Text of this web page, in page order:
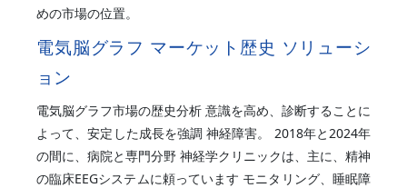
めの市場の位置。
電気脳グラフ マーケット歴史 ソリューシ
ョン
電気脳グラフ市場の歴史分析 意識を高め、診断することに
よって、安定した成長を強調 神経障害。 2018年と2024年
の間に、病院と専門分野 神経学クリニックは、主に、精神
の臨床EEGシステムに頼っています モニタリング、睡眠障